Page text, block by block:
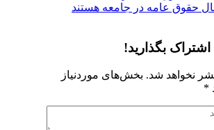
حقوق عامه در جامعه هستند
اشتراک بگذارید!
نخواهد شد. بخش‌های موردنیاز
*